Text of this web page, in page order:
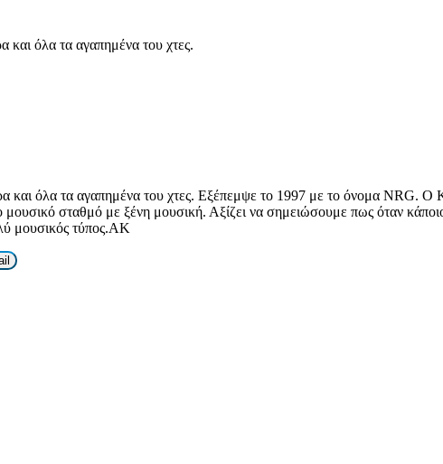
όλα τα αγαπημένα του χτες.
και όλα τα αγαπημένα του χτες. Εξέπεμψε το 1997 με το όνομα NRG.
σταθμό με ξένη μουσική. Αξίζει να σημειώσουμε πως όταν
μουσικός τύπος.AK